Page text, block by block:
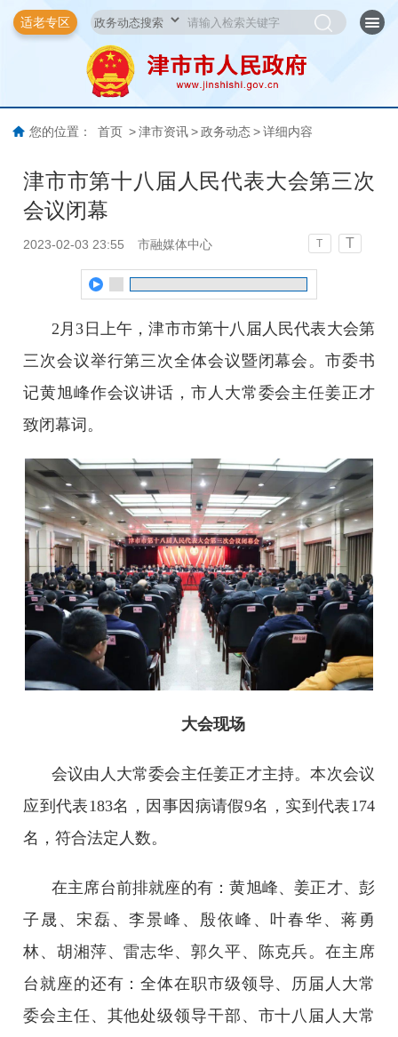
适老专区
您的位置： 首页 > 津市资讯 > 政务动态 > 详细内容
津市市第十八届人民代表大会第三次
会议闭幕
2023-02-03 23:55 市融媒体中心 T T
2月3日上午，津市市第十八届人民代表大会第
三次会议举行第三次全体会议暨闭幕会。市委书
记黄旭峰作会议讲话，市人大常委会主任姜正才
致闭幕词。
大会现场
会议由人大常委会主任姜正才主持。本次会议
应到代表183名，因事因病请假9名，实到代表174
名，符合法定人数。
在主席台前排就座的有：黄旭峰、姜正才、彭
子晟、宋磊、李景峰、殷依峰、叶春华、蒋勇
林、胡湘萍、雷志华、郭久平、陈克兵。在主席
台就座的还有：全体在职市级领导、历届人大常
委会主任、其他处级领导干部、市十八届人大常